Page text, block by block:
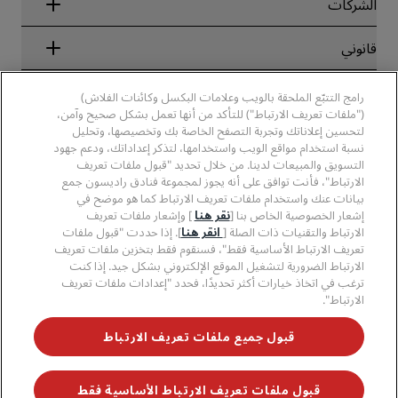
الوجهات
تطبيق فنادق راديسون
الفنادق المعتمدة في مجال الرياضة
فنادق مناسبة للعائلات
الصحة والسلامة
الشركات
مجموعة فنادق راديسون
وسائل الإعلام
الوظائف، مجموعة فنادق PPHE
الوظائف في مجموعة فنادق EHL
The Club by RHG
فرص التنمية
الأعمال المسؤولة
المشتريات
قانوني
الإشعار القانوني
شروط برنامج Radisson Rewards وأحكامه
اتفاقية استخدام الموقع
سهولة التصفح الرقمي
بيان الرق ّ المعاصر
مساعدة
تنبيهات للمستهلكين
بيانات الاتصال
الأسئلة الشائعة
خريطة الموقع
وسائل التواصل الاجتماعي
علامات فنادق راديسون التجارية
لا تفوّت فرصة الحصول على أفضل عروضنا
رامج التتبّع الملحقة بالويب وعلامات البكسل وكائنات الفلاش)
("ملفات تعريف الارتباط") للتأكد من أنها تعمل بشكل صحيح وآمن،
لتحسين إعلاناتك وتجربة التصفح الخاصة بك وتخصيصها، وتحليل
نسبة استخدام مواقع الويب واستخدامها، لتذكر إعداداتك، ودعم جهود
التسويق والمبيعات لدينا. من خلال تحديد "قبول ملفات تعريف
الارتباط"، فأنت توافق على أنه يجوز لمجموعة فنادق راديسون جمع
بيانات عنك واستخدام ملفات تعريف الارتباط كما هو موضح في
إشعار الخصوصية الخاص بنا [نقر هنا ] وإشعار ملفات تعريف
الارتباط والتقنيات ذات الصلة [ انقر هنا]. إذا حددت "قبول ملفات
تعريف الارتباط الأساسية فقط"، فسنقوم فقط بتخزين ملفات تعريف
الارتباط الضرورية لتشغيل الموقع الإلكتروني بشكل جيد. إذا كنت
ترغب في اتخاذ خيارات أكثر تحديدًا، فحدد "إعدادات ملفات تعريف
الارتباط".
قبول جميع ملفات تعريف الارتباط
قبول ملفات تعريف الارتباط الأساسية فقط